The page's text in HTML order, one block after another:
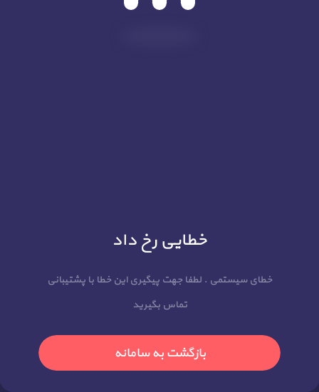
خطایی رخ داد
خطای سیستمی . لطفا جهت پیگیری این خطا با پشتیبانی
تماس بگیرید
بازگشت به سامانه